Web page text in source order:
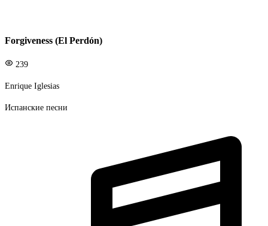
Forgiveness (El Perdón)
239
Enrique Iglesias
Испанские песни